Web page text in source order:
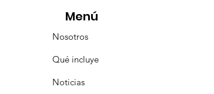
Menú
Nosotros
Qué incluye
Noticias